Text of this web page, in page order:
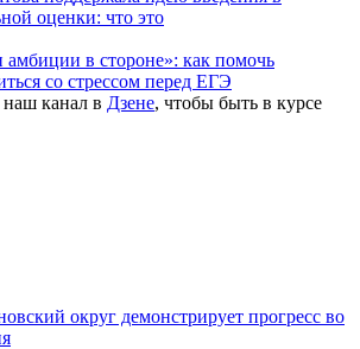
оценки: что это
амбиции в стороне»: как помочь
со стрессом перед ЕГЭ
канал в Дзене, чтобы быть в курсе
округ демонстрирует прогресс во